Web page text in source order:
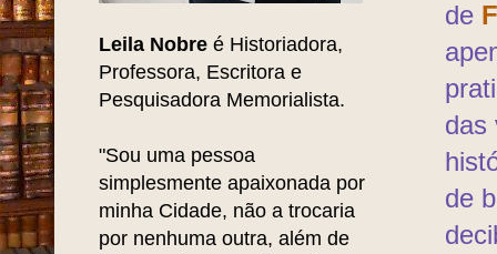
de
das
de
Leila Nobre é Historiadora,
Professora, Escritora e
Pesquisadora Memorialista.
"Sou uma pessoa
simplesmente apaixonada por
minha Cidade, não a trocaria
por nenhuma outra, além de